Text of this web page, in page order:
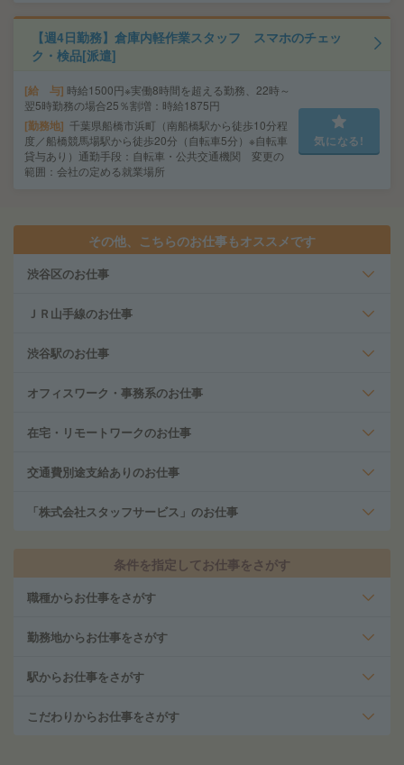
【週4日勤務】倉庫内軽作業スタッフ スマホのチェッ
ク・検品[派遣]
給 与 時給1500円※実働8時間を超える勤務、22時～
翌5時勤務の場合25％割増：時給1875円
勤務地 千葉県船橋市浜町（南船橋駅から徒歩10分程
度／船橋競馬場駅から徒歩20分（自転車5分）※自転車
貸与あり）通勤手段：自転車・公共交通機関 変更の
範囲：会社の定める就業場所
気になる!
その他、こちらのお仕事もオススメです
渋谷区のお仕事
ＪＲ山手線のお仕事
渋谷駅のお仕事
オフィスワーク・事務系のお仕事
在宅・リモートワークのお仕事
交通費別途支給ありのお仕事
「株式会社スタッフサービス」のお仕事
条件を指定してお仕事をさがす
職種からお仕事をさがす
勤務地からお仕事をさがす
駅からお仕事をさがす
こだわりからお仕事をさがす